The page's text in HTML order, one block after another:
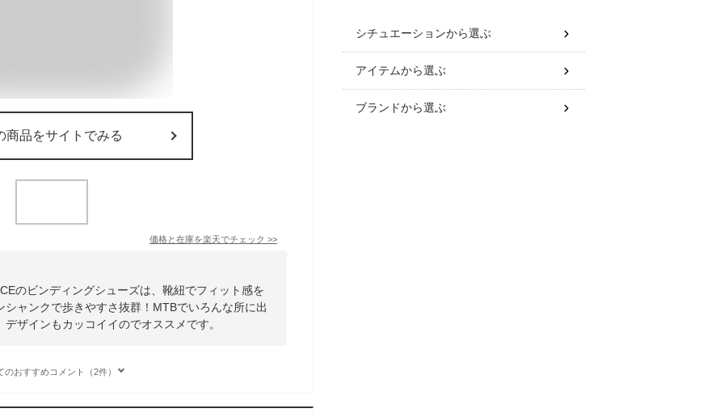
商品をサイトでみる
価格と在庫を楽天でチェック >>
のビンディングシューズは、靴紐でフィット感を
ャンクで歩きやすさ抜群！MTBでいろんな所に出
ザインもカッコイイのでオススメです。
のおすすめコメント（2件）
シチュエーションから選ぶ
アイテムから選ぶ
ブランドから選ぶ